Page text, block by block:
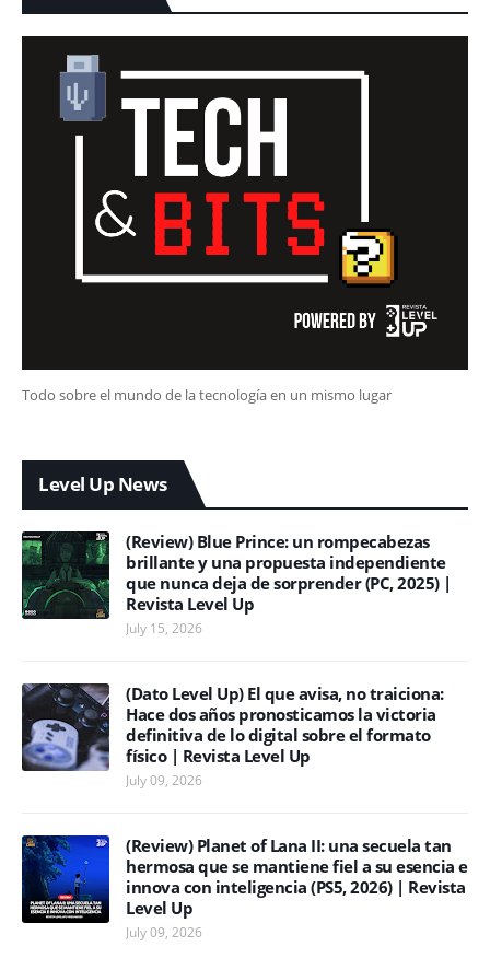
Todo sobre el mundo de la tecnología en un mismo lugar
Level Up News
(Review) Blue Prince: un rompecabezas
brillante y una propuesta independiente
que nunca deja de sorprender (PC, 2025) |
Revista Level Up
July 15, 2026
(Dato Level Up) El que avisa, no traiciona:
Hace dos años pronosticamos la victoria
definitiva de lo digital sobre el formato
físico | Revista Level Up
July 09, 2026
(Review) Planet of Lana II: una secuela tan
hermosa que se mantiene fiel a su esencia e
innova con inteligencia (PS5, 2026) | Revista
Level Up
July 09, 2026